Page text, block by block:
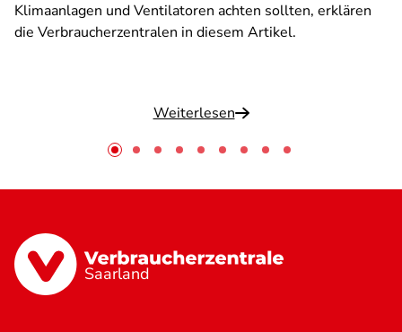
Klimaanlagen und Ventilatoren achten sollten, erklären
die Verbraucherzentralen in diesem Artikel.
Weiterlesen
Saarland